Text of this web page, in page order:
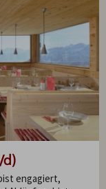
engagiert,